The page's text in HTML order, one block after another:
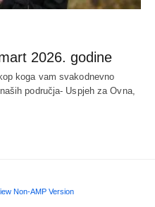
2026. godine
koga vam svakodnevno
područja- Uspjeh za Ovna,
Non-AMP Version